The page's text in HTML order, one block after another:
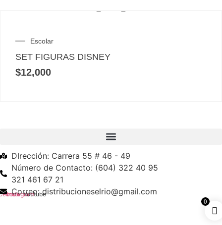
Escolar
SET FIGURAS DISNEY
$12,000
DIrección: Carrera 55 # 46 - 49
Número de Contacto: (604) 322 40 95
321 461 67 21
Correo: distribucioneselrio@gmail.com
InstagramYoutube
0